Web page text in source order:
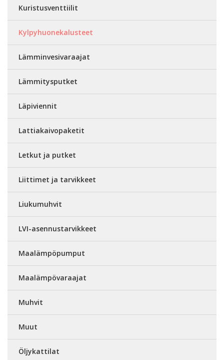
Kuristusventtiilit
Kylpyhuonekalusteet
Lämminvesivaraajat
Lämmitysputket
Läpiviennit
Lattiakaivopaketit
Letkut ja putket
Liittimet ja tarvikkeet
Liukumuhvit
LVI-asennustarvikkeet
Maalämpöpumput
Maalämpövaraajat
Muhvit
Muut
Öljykattilat